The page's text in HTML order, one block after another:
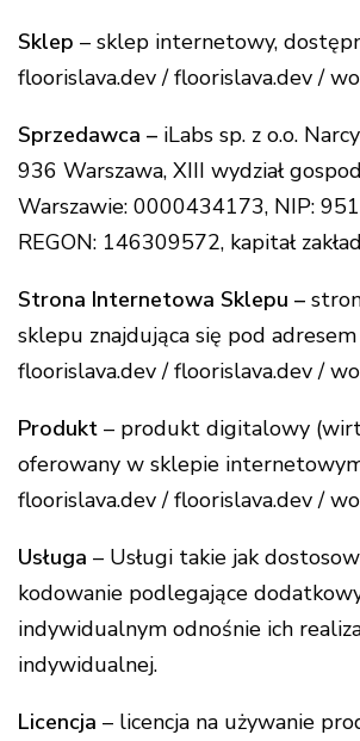
Sklep – sklep internetowy,
floorislava.dev / floorislava.dev /
Sprzedawca – iLabs sp. z o.o.
936 Warszawa, XIII wydział
Warszawie: 0000434173, NIP:
REGON: 146309572, kapitał
Strona Internetowa Sklepu –
sklepu znajdująca się pod
floorislava.dev / floorislava.dev /
Produkt – produkt digitalowy
oferowany w sklepie
floorislava.dev / floorislava.dev /
Usługa – Usługi takie jak
kodowanie podlegające
indywidualnym odnośnie ich
indywidualnej.
Licencja – licencja na używanie